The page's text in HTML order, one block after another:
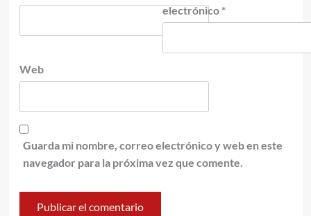
electrónico *
Web
Guarda mi nombre, correo electrónico y web en este
navegador para la próxima vez que comente.